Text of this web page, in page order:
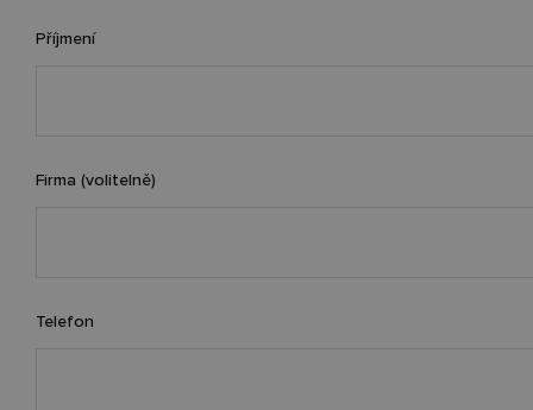
Příjmení
Firma (volitelně)
Telefon